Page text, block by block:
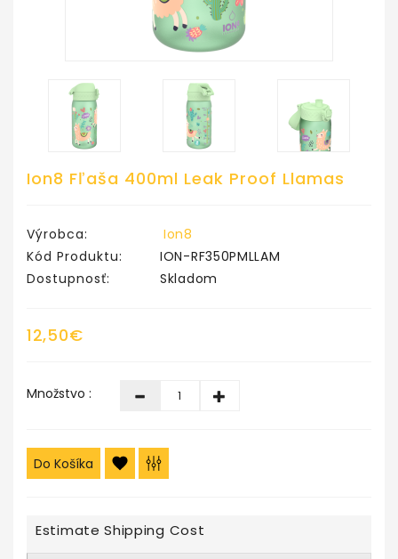
Ion8 Fľaša 400ml Leak Proof Llamas
Výrobca:
Ion8
Kód Produktu:
ION-RF350PMLLAM
Dostupnosť:
Skladom
12,50€
Množstvo :
Do Košíka
Estimate Shipping Cost